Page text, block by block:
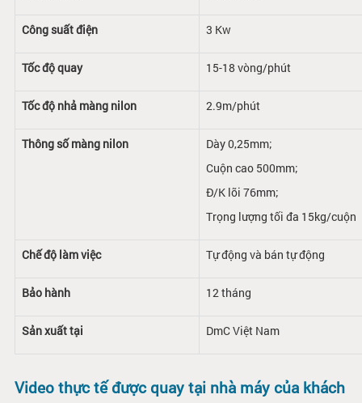
Công suất điện 3 Kw
Tốc độ quay 15-18 vòng/phút
Tốc độ nhả màng nilon 2.9m/phút
Thông số màng nilon
Dày 0,25mm;
Cuộn cao 500mm;
Đ/K lõi 76mm;
Trọng lượng tối đa 15kg/cuộn
Chế độ làm việc Tự động và bán tự động
Bảo hành 12 tháng
Sản xuất tại DmC Việt Nam
Video thực tế được quay tại nhà máy của khách